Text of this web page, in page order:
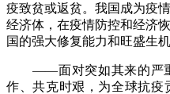
疫致贫或返贫。我国成为疫
经济体，在疫情防控和经济
国的强大修复能力和旺盛生机
——面对突如其来的严重
作、共克时艰，为全球抗疫